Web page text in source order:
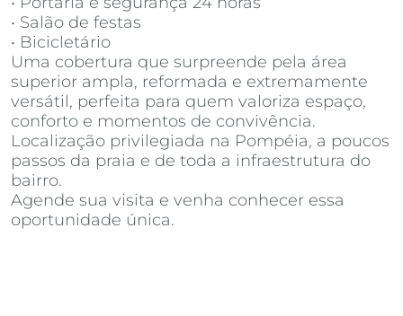
• Salão de festas
• Bicicletário
Uma cobertura que surpreende pela área
superior ampla, reformada e extremamente
versátil, perfeita para quem valoriza espaço,
conforto e momentos de convivência.
Localização privilegiada na Pompéia, a poucos
passos da praia e de toda a infraestrutura do
bairro.
Agende sua visita e venha conhecer essa
oportunidade única.